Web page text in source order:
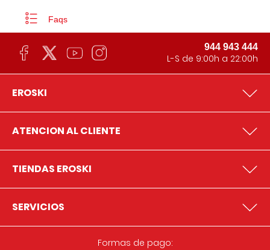
Faqs
944 943 444
L-S de 9:00h a 22:00h
EROSKI
ATENCION AL CLIENTE
TIENDAS EROSKI
SERVICIOS
Formas de pago: